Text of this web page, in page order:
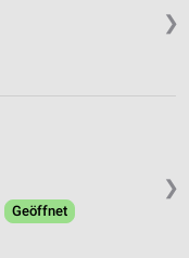
❯
❯
Geöffnet